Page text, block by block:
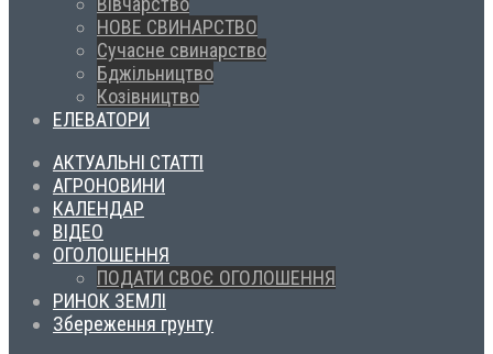
НОВЕ СВИНАРСТВО
Сучасне свинарство
Бджільництво
Козівництво
ЕЛЕВАТОРИ
АКТУАЛЬНІ СТАТТІ
АГРОНОВИНИ
КАЛЕНДАР
ВІДЕО
ОГОЛОШЕННЯ
ПОДАТИ СВОЄ ОГОЛОШЕННЯ
РИНОК ЗЕМЛІ
Збереження грунту